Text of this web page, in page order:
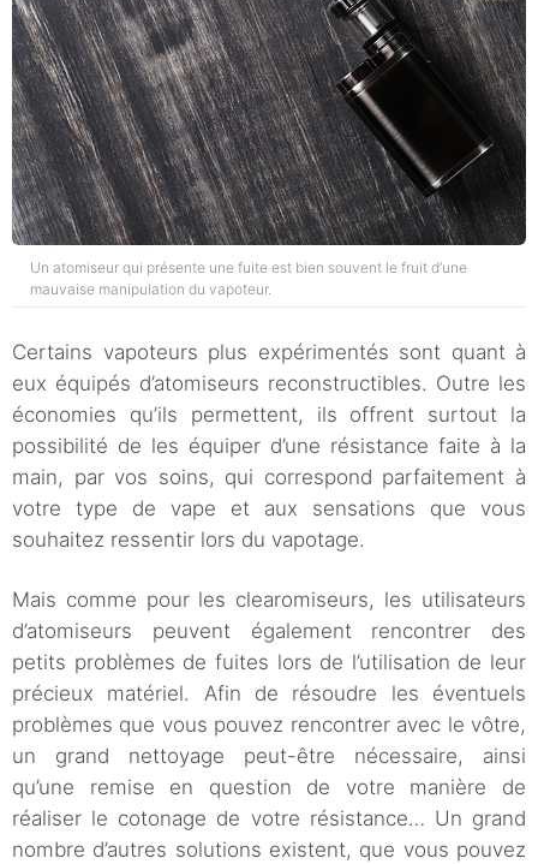
Un atomiseur qui présente une fuite est bien souvent le fruit d’une
mauvaise manipulation du vapoteur.
Certains vapoteurs plus expérimentés sont quant à
eux équipés d’atomiseurs reconstructibles. Outre les
économies qu’ils permettent, ils offrent surtout la
possibilité de les équiper d’une résistance faite à la
main, par vos soins, qui correspond parfaitement à
votre type de vape et aux sensations que vous
souhaitez ressentir lors du vapotage.
Mais comme pour les clearomiseurs, les utilisateurs
d’atomiseurs peuvent également rencontrer des
petits problèmes de fuites lors de l’utilisation de leur
précieux matériel. Afin de résoudre les éventuels
problèmes que vous pouvez rencontrer avec le vôtre,
un grand nettoyage peut-être nécessaire, ainsi
qu’une remise en question de votre manière de
réaliser le cotonage de votre résistance… Un grand
nombre d’autres solutions existent, que vous pouvez